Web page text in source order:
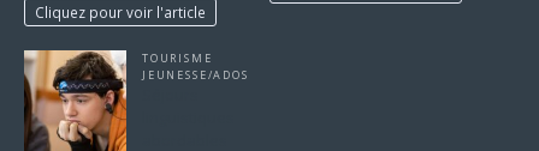
Cliquez pour voir l'article
TOURISME
JEUNESSE/ADOS